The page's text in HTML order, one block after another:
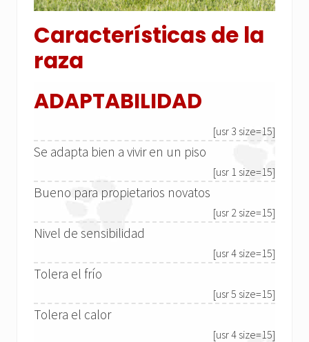
Características de la
raza
ADAPTABILIDAD
[usr 3 size=15]
Se adapta bien a vivir en un piso
[usr 1 size=15]
Bueno para propietarios novatos
[usr 2 size=15]
Nivel de sensibilidad
[usr 4 size=15]
Tolera el frío
[usr 5 size=15]
Tolera el calor
[usr 4 size=15]